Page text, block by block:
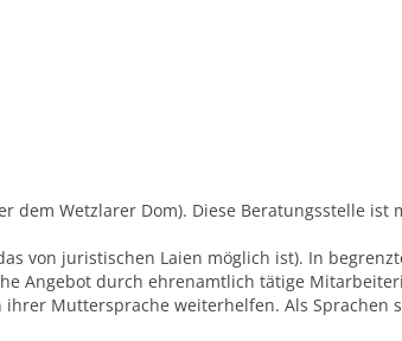
dem Wetzlarer Dom). Diese Beratungsstelle
von juristischen Laien möglich ist). In
Angebot durch ehrenamtlich tätige
Muttersprache weiterhelfen. Als Sprachen